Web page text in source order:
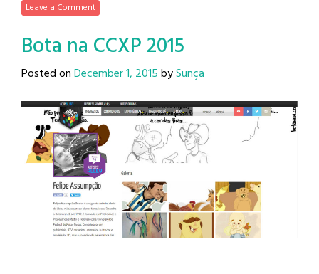
Leave a Comment
Bota na CCXP 2015
Posted onDecember 1, 2015bySunça